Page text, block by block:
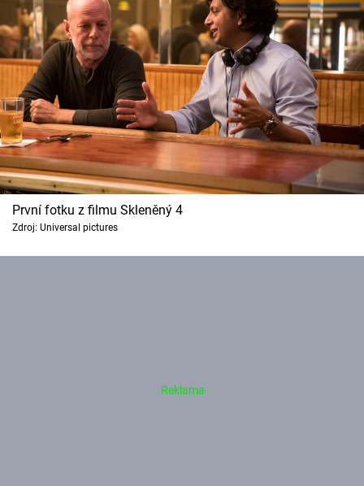
První fotku z filmu Skleněný 4
Zdroj: Universal pictures